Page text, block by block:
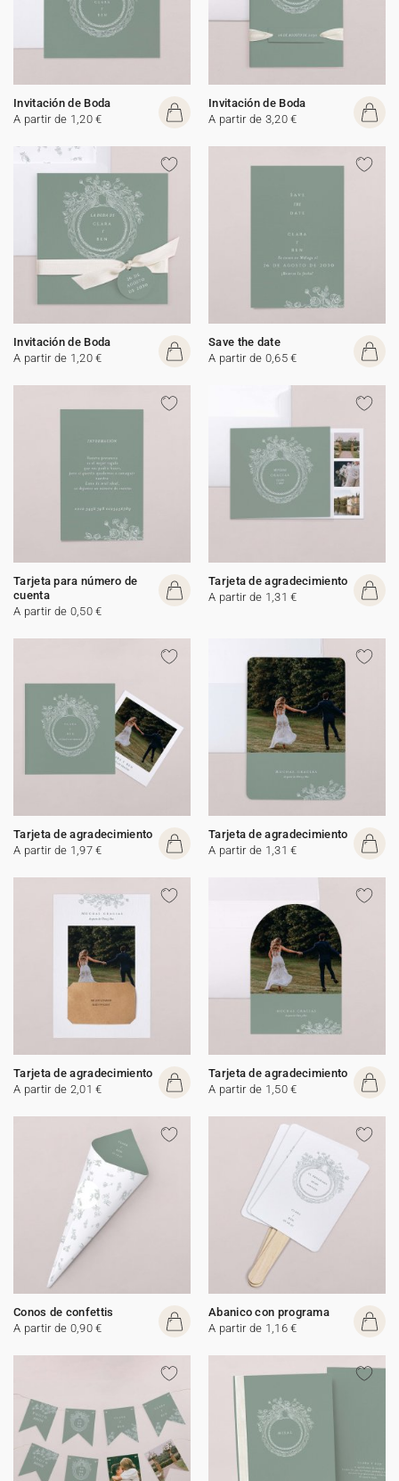
Invitación de Boda
A partir de 1,20 €
Invitación de Boda
A partir de 3,20 €
Invitación de Boda
A partir de 1,20 €
Save the date
A partir de 0,65 €
Tarjeta para número de
cuenta
A partir de 0,50 €
Tarjeta de agradecimiento
A partir de 1,31 €
Tarjeta de agradecimiento
A partir de 1,97 €
Tarjeta de agradecimiento
A partir de 1,31 €
Tarjeta de agradecimiento
A partir de 2,01 €
Tarjeta de agradecimiento
A partir de 1,50 €
Conos de confettis
A partir de 0,90 €
Abanico con programa
A partir de 1,16 €